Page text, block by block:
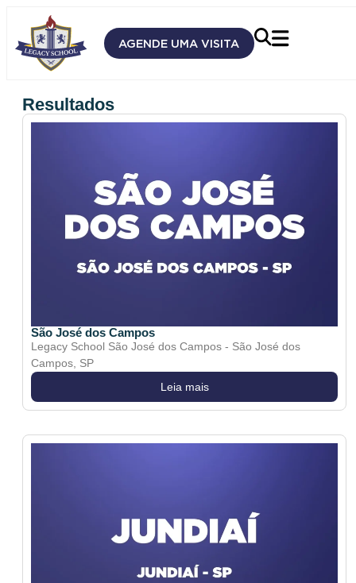
AGENDE UMA VISITA
Resultados
São José dos Campos
Legacy School São José dos Campos - São José dos
Campos, SP
Leia mais